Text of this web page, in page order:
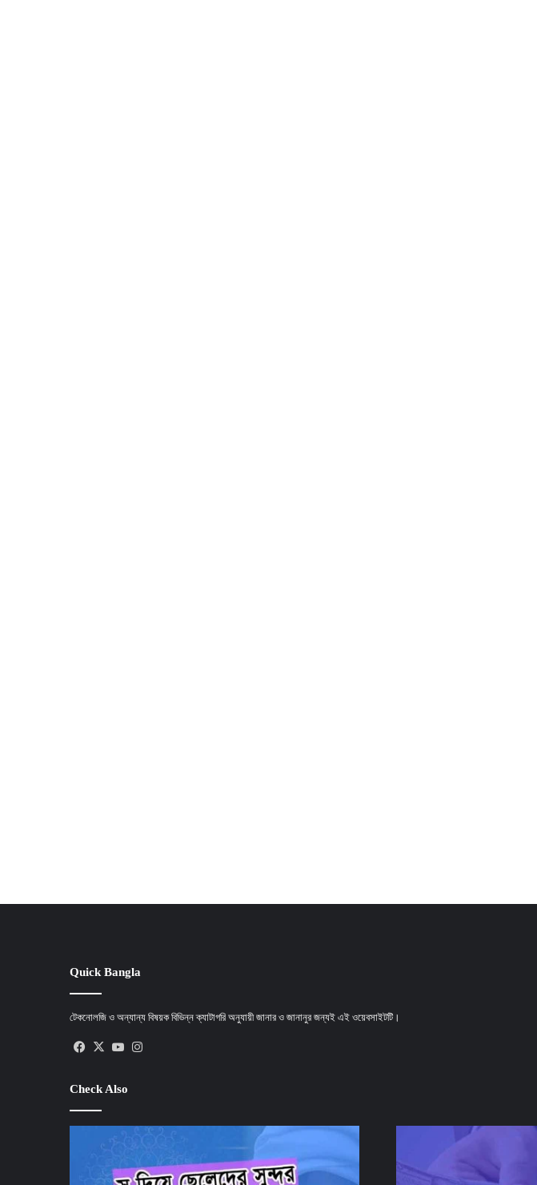
Quick Bangla
টেকনোলজি ও অন্যান্য বিষয়ক বিভিন্ন ক্যাটাগরি অনুযায়ী জানার ও জানানুর জন্যই এই ওয়েবসাইটটি।
Facebook
X YouTube
Check Also